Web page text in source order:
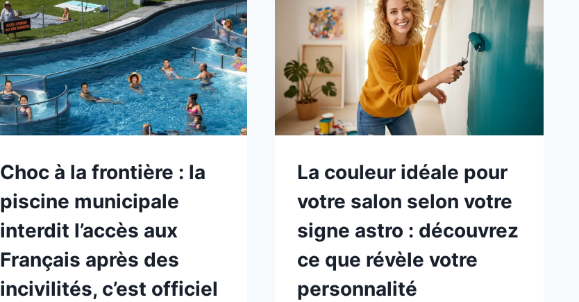
Choc à la frontière : la
piscine municipale
interdit l’accès aux
Français après des
incivilités, c’est officiel
La couleur idéale pour
votre salon selon votre
signe astro : découvrez
ce que révèle votre
personnalité